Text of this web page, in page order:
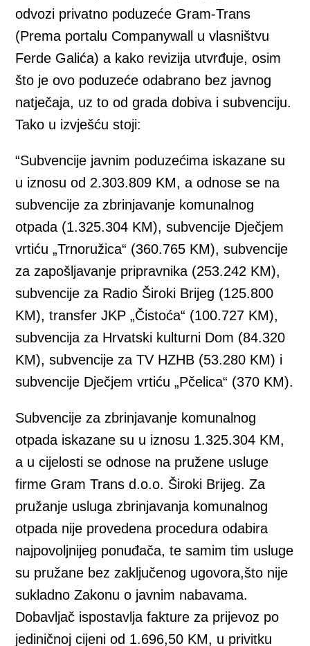
odvozi privatno poduzeće Gram-Trans
(Prema portalu Companywall u vlasništvu
Ferde Galića) a kako revizija utvrđuje, osim
što je ovo poduzeće odabrano bez javnog
natječaja, uz to od grada dobiva i subvenciju.
Tako u izvješću stoji:
“Subvencije javnim poduzećima iskazane su
u iznosu od 2.303.809 KM, a odnose se na
subvencije za zbrinjavanje komunalnog
otpada (1.325.304 KM), subvencije Dječjem
vrtiću „Trnoružica“ (360.765 KM), subvencije
za zapošljavanje pripravnika (253.242 KM),
subvencije za Radio Široki Brijeg (125.800
KM), transfer JKP „Čistoća“ (100.727 KM),
subvencija za Hrvatski kulturni Dom (84.320
KM), subvencije za TV HZHB (53.280 KM) i
subvencije Dječjem vrtiću „Pčelica“ (370 KM).
Subvencije za zbrinjavanje komunalnog
otpada iskazane su u iznosu 1.325.304 KM,
a u cijelosti se odnose na pružene usluge
firme Gram Trans d.o.o. Široki Brijeg. Za
pružanje usluga zbrinjavanja komunalnog
otpada nije provedena procedura odabira
najpovoljnijeg ponuđača, te samim tim usluge
su pružane bez zaključenog ugovora,što nije
sukladno Zakonu o javnim nabavama.
Dobavljač ispostavlja fakture za prijevoz po
jediničnoj cijeni od 1.696,50 KM, u privitku